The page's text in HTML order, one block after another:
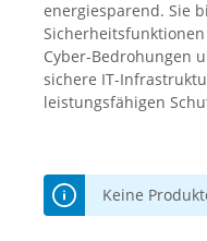
energiesparend. Sie
Cyber-Bedrohungen
sichere IT-
leistungsfähigen
Keine